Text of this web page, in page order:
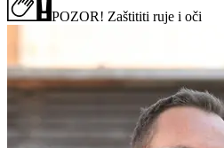
POZOR! Zaštititi ruje i oči